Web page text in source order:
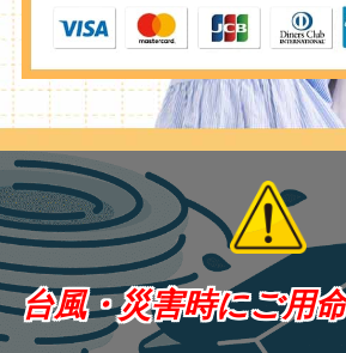
台風・災害時にご用